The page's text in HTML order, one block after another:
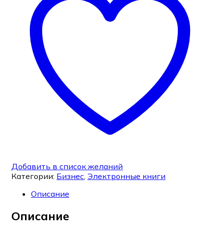
Добавить в список желаний
Категории: Бизнес, Электронные книги
Описание
Описание